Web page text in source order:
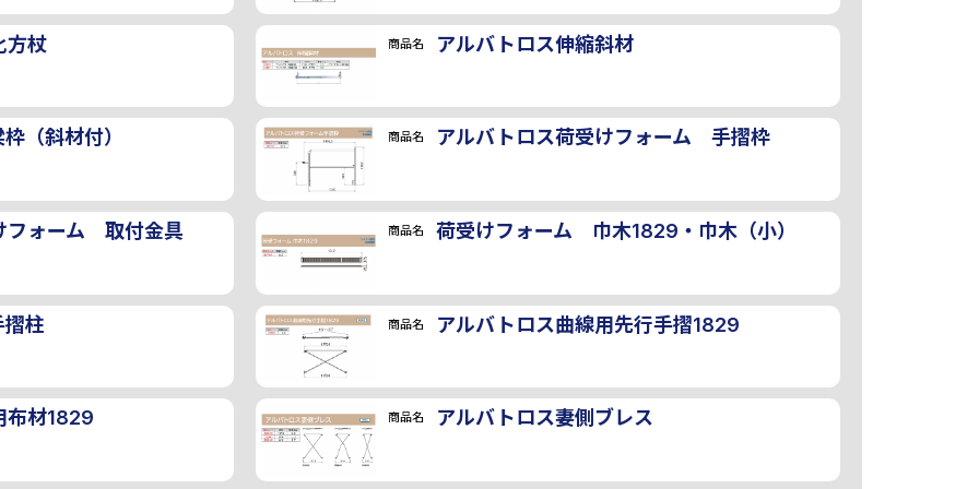
杖 商品名 アルバトロス伸縮斜材
（斜材付） 商品名 アルバトロス荷受けフォーム 手摺枠
フォーム 取付金具 商品名 荷受けフォーム 巾木1829・巾木（小）
柱 商品名 アルバトロス曲線用先行手摺1829
布材1829 商品名 アルバトロス妻側ブレス